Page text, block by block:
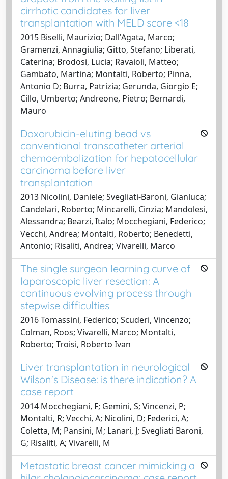
cirrhotic candidates for liver
transplantation with MELD score <18
2015 Biselli, Maurizio; Dall'Agata, Marco;
Gramenzi, Annagiulia; Gitto, Stefano; Liberati,
Caterina; Brodosi, Lucia; Ravaioli, Matteo;
Gambato, Martina; Montalti, Roberto; Pinna,
Antonio D; Burra, Patrizia; Gerunda, Giorgio E;
Cillo, Umberto; Andreone, Pietro; Bernardi,
Mauro
Doxorubicin-eluting bead vs
conventional transcatheter arterial
chemoembolization for hepatocellular
carcinoma before liver
transplantation
2013 Nicolini, Daniele; Svegliati-Baroni, Gianluca;
Candelari, Roberto; Mincarelli, Cinzia; Mandolesi,
Alessandra; Bearzi, Italo; Mocchegiani, Federico;
Vecchi, Andrea; Montalti, Roberto; Benedetti,
Antonio; Risaliti, Andrea; Vivarelli, Marco
The single surgeon learning curve of
laparoscopic liver resection: A
continuous evolving process through
stepwise difficulties
2016 Tomassini, Federico; Scuderi, Vincenzo;
Colman, Roos; Vivarelli, Marco; Montalti,
Roberto; Troisi, Roberto Ivan
Liver transplantation in neurological
Wilson's Disease: is there indication? A
case report
2014 Mocchegiani, F; Gemini, S; Vincenzi, P;
Montalti, R; Vecchi, A; Nicolini, D; Federici, A;
Coletta, M; Pansini, M; Lanari, J; Svegliati Baroni,
G; Risaliti, A; Vivarelli, M
Metastatic breast cancer mimicking a